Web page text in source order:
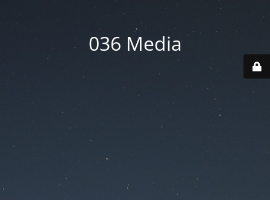
036 Media